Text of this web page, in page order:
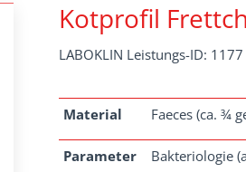
Kotprofil
LABOKLIN Leistungs-ID: 1177
Material Faeces (ca. ¾
Parameter
Bakteriologie